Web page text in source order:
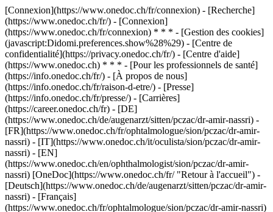
[Connexion](https://www.onedoc.ch/fr/connexion) - [Recherche]
(https://www.onedoc.ch/fr/) - [Connexion]
(https://www.onedoc.ch/fr/connexion) * * * - [Gestion des cookies]
(javascript:Didomi.preferences.show%28%29) - [Centre de
confidentialité](https://privacy.onedoc.ch/fr/) - [Centre d'aide]
(https://www.onedoc.ch) * * * - [Pour les professionnels de santé]
(https://info.onedoc.ch/fr/) - [À propos de nous]
(https://info.onedoc.ch/fr/raison-d-etre/) - [Presse]
(https://info.onedoc.ch/fr/presse/) - [Carrières]
(https://career.onedoc.ch/fr) - [DE]
(https://www.onedoc.ch/de/augenarzt/sitten/pczac/dr-amir-nassri) -
[FR](https://www.onedoc.ch/fr/ophtalmologue/sion/pczac/dr-amir-
nassri) - [IT](https://www.onedoc.ch/it/oculista/sion/pczac/dr-amir-
nassri) - [EN]
(https://www.onedoc.ch/en/ophthalmologist/sion/pczac/dr-amir-
nassri) [OneDoc](https://www.onedoc.ch/fr/ "Retour à l'accueil") -
[Deutsch](https://www.onedoc.ch/de/augenarzt/sitten/pczac/dr-amir-
nassri) - [Français]
(https://www.onedoc.ch/fr/ophtalmologue/sion/pczac/dr-amir-nassri)